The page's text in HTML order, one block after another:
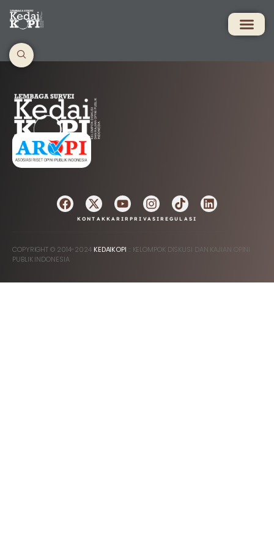
AFILIASI
KONTAK KARIRPRIVASI REGULASI
COPYRIGHT © 2014-2024 KEDAIKOPI :: KELOMPOK DISKUSI DAN KAJIAN OPINI
PUBLIK INDONESIA